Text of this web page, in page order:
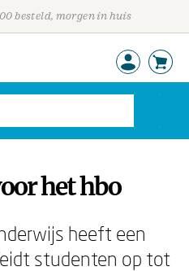
besteld, morgen in huis
het hbo
heeft een
studenten op tot